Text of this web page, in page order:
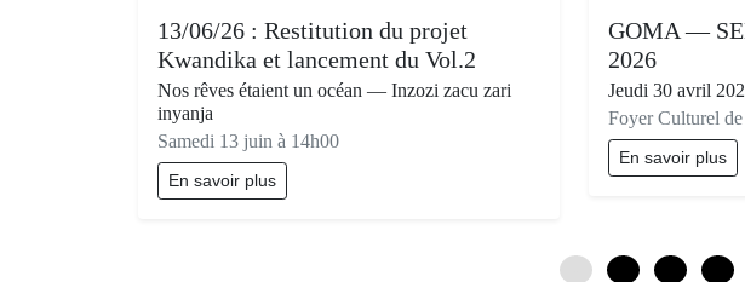
13/06/26 : Restitution du projet
Kwandika et lancement du Vol.2
Nos rêves étaient un océan — Inzozi zacu zari
inyanja
Samedi 13 juin à 14h00
En savoir plus
GOMA —
2026
Jeudi 30 avril
Foyer Culturel
En savoir plus